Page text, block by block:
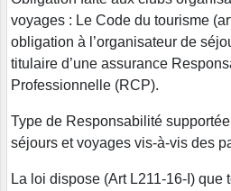
voyages : Le Code du tourisme
obligation à l’organisateur de
titulaire d’une assurance
Professionnelle (RCP).
Type de Responsabilité
séjours et voyages vis-à-vis des
La loi dispose (Art L211-16-I) que